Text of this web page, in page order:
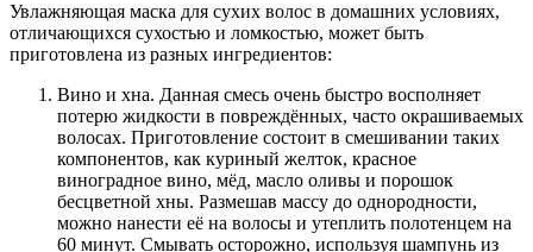
Увлажняющая маска для сухих волос в домашних условиях,
отличающихся сухостью и ломкостью, может быть
приготовлена из разных ингредиентов:
Вино и хна. Данная смесь очень быстро восполняет
потерю жидкости в повреждённых, часто окрашиваемых
волосах. Приготовление состоит в смешивании таких
компонентов, как куриный желток, красное
виноградное вино, мёд, масло оливы и порошок
бесцветной хны. Размешав массу до однородности,
можно нанести её на волосы и утеплить полотенцем на
60 минут. Смывать осторожно, используя шампунь из